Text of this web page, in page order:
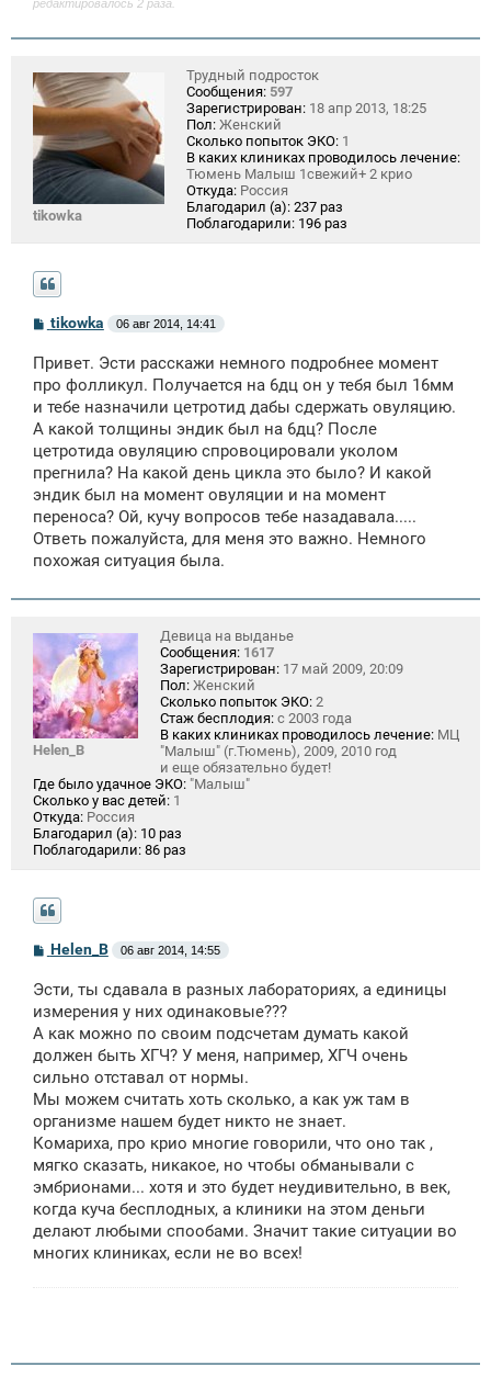
редактировалось 2 раза.
tikowka
Трудный подросток
Сообщения: 597
Зарегистрирован: 18 апр 2013, 18:25
Пол: Женский
Сколько попыток ЭКО: 1
В каких клиниках проводилось лечение:
Тюмень Малыш 1свежий+ 2 крио
Откуда: Россия
Благодарил (а): 237 раз
Поблагодарили: 196 раз
С
б
щ
е
н
и
tikowka 06 авг 2014, 14:41
Привет. Эсти расскажи немного подробнее момент
про фолликул. Получается на 6дц он у тебя был 16мм
и тебе назначили цетротид дабы сдержать овуляцию.
А какой толщины эндик был на 6дц? После
цетротида овуляцию спровоцировали уколом
прегнила? На какой день цикла это было? И какой
эндик был на момент овуляции и на момент
переноса? Ой, кучу вопросов тебе назадавала.....
Ответь пожалуйста, для меня это важно. Немного
похожая ситуация была.
Helen_B
Девица на выданье
Сообщения: 1617
Зарегистрирован: 17 май 2009, 20:09
Пол: Женский
Сколько попыток ЭКО: 2
Стаж бесплодия: с 2003 года
В каких клиниках проводилось лечение: МЦ
"Малыш" (г.Тюмень), 2009, 2010 год
и еще обязательно будет!
Где было удачное ЭКО: "Малыш"
Сколько у вас детей: 1
Откуда: Россия
Благодарил (а): 10 раз
Поблагодарили: 86 раз
С
б
щ
н
и
Helen_B 06 авг 2014, 14:55
Эсти, ты сдавала в разных лабораториях, а единицы
измерения у них одинаковые???
А как можно по своим подсчетам думать какой
должен быть ХГЧ? У меня, например, ХГЧ очень
сильно отставал от нормы.
Мы можем считать хоть сколько, а как уж там в
организме нашем будет никто не знает.
Комариха, про крио многие говорили, что оно так ,
мягко сказать, никакое, но чтобы обманывали с
эмбрионами... хотя и это будет неудивительно, в век,
когда куча бесплодных, а клиники на этом деньги
делают любыми спообами. Значит такие ситуации во
многих клиниках, если не во всех!